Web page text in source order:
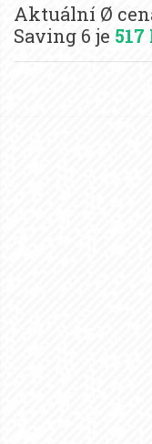
Aktuální Ø
Saving 6 je 517